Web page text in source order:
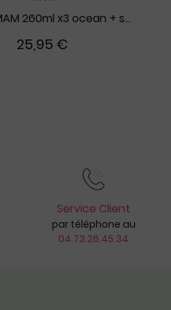
Biberon MAM 260ml x3 ocean + sable
25,95 €
Service Client
par téléphone au
04.73.26.45.34